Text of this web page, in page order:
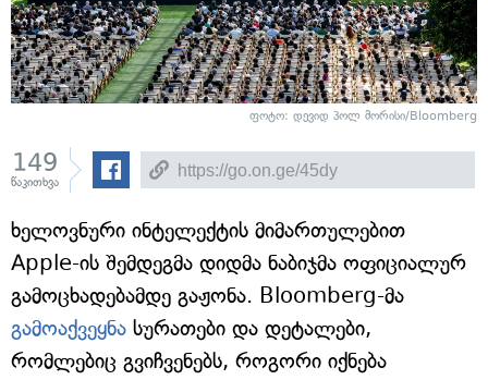
ფოტო: დევიდ პოლ მორისი/Bloomberg
149
წაკითხვა
ხელოვნური ინტელექტის მიმართულებით
Apple-ის შემდეგმა დიდმა ნაბიჯმა ოფიციალურ
გამოცხადებამდე გაჟონა. Bloomberg-მა
გამოაქვეყნა სურათები და დეტალები,
რომლებიც გვიჩვენებს, როგორი იქნება